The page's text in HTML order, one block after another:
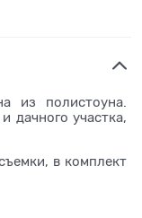
из полистоуна.
дачного участка,
в комплект